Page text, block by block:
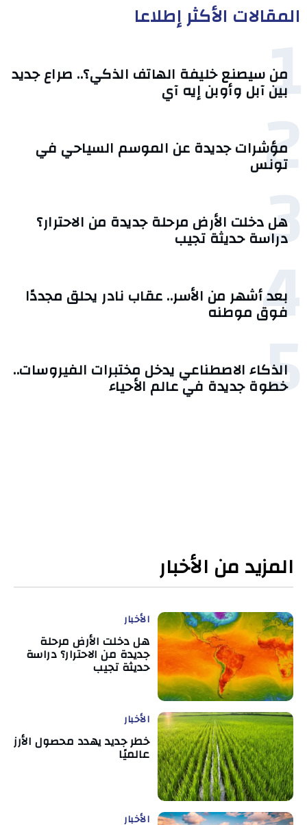
المقالات الأكثر إطلاعا
1
من سيصنع خليفة الهاتف الذكي؟.. صراع جديد
بين آبل وأوبن إيه آي
2
مؤشرات جديدة عن الموسم السياحي في
تونس
3
هل دخلت الأرض مرحلة جديدة من الاحترار؟
دراسة حديثة تجيب
4
بعد أشهر من الأسر.. عقاب نادر يحلق مجددًا
فوق موطنه
5
الذكاء الاصطناعي يدخل مختبرات الفيروسات..
خطوة جديدة في عالم الأحياء
المزيد من الأخبار
الأخبار
هل دخلت الأرض مرحلة
جديدة من الاحترار؟ دراسة
حديثة تجيب
الأخبار
خطر جديد يهدد محصول الأرز
عالميًا
الأخبار